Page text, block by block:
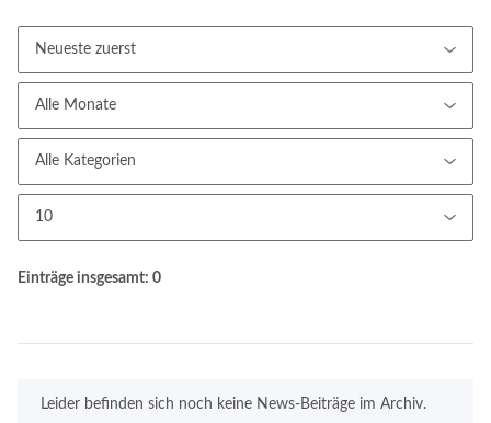
Einträge insgesamt: 0
Leider befinden sich noch keine News-Beiträge im Archiv.